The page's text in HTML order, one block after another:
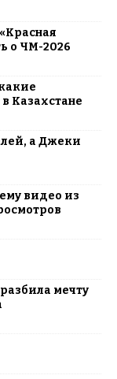
о ЧМ-2026
Казахстане
а Джеки
видео из
мечту